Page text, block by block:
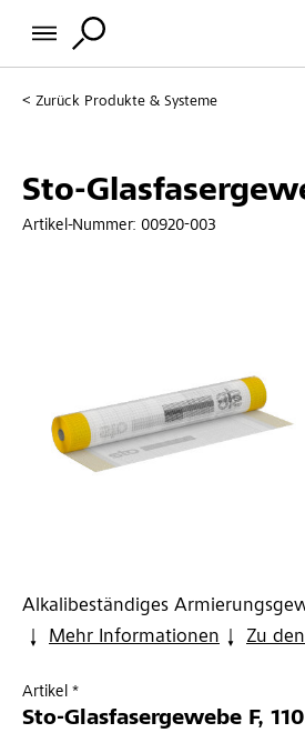
Zurück Produkte & Systeme
Sto-
Artikel-Nummer: 00920-003
Alkalibeständiges
Mehr Informationen
Zu
Artikel *
Sto-Glasfasergewebe F,